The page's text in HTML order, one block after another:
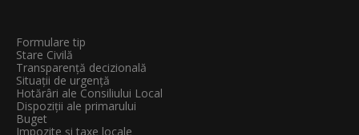
Formulare tip
Stare Civilă
Transparenţă decizională
Situații de urgență
Hotărâri ale Consiliului Local
Dispoziții ale primarului
Buget
Impozite și taxe locale